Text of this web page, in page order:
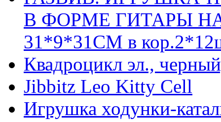
В ФОРМЕ ГИТАРЫ
31*9*31СМ в
Квадроцикл эл.,
Jibbitz Leo Kitty Cell
Игрушка ходунки-